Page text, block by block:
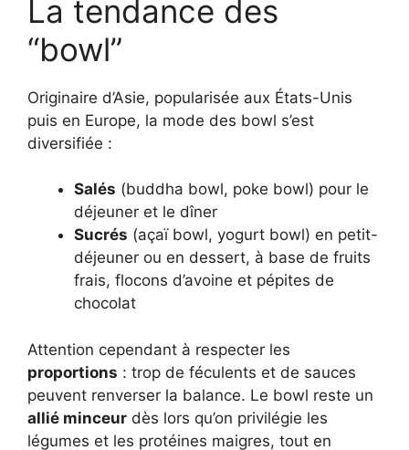
La tendance des
“bowl”
Originaire d’Asie, popularisée aux États-Unis
puis en Europe, la mode des bowl s’est
diversifiée :
Salés (buddha bowl, poke bowl) pour le
déjeuner et le dîner
Sucrés (açaï bowl, yogurt bowl) en petit-
déjeuner ou en dessert, à base de fruits
frais, flocons d’avoine et pépites de
chocolat
Attention cependant à respecter les
proportions : trop de féculents et de sauces
peuvent renverser la balance. Le bowl reste un
allié minceur dès lors qu’on privilégie les
légumes et les protéines maigres, tout en